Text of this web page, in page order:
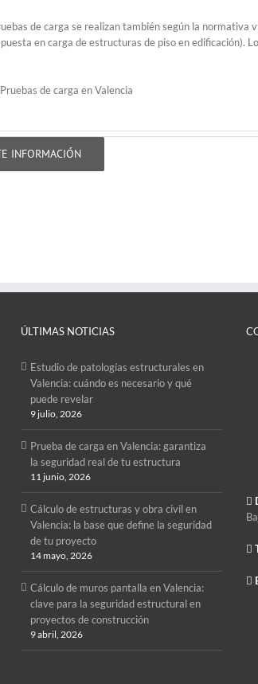
de carga se realizan también según la normativa
en carga de estructuras de piso en edificación).
INFORMACIÓN
ÚLTIMAS NOTICIAS
Estudio de patologías estructurales en
Valencia: cuándo es necesario y qué
puede revelar
9 julio, 2026
Prueba de carga en Valencia: garantiza
la seguridad real de tu estructura
11 junio, 2026
Cálculo de estructuras y obra civil en
Valencia: la base que define la seguridad
de tu proyecto
14 mayo, 2026
Cálculo de muros pantalla en Valencia:
clave para la seguridad estructural en
proyectos de construcción
9 abril, 2026